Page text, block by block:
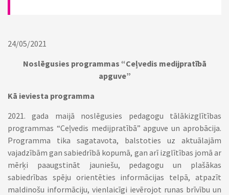
24/05/2021
Noslēgusies programmas “Ceļvedis medijpratībā
apguve”
Kā ieviesta programma
2021. gada maijā noslēgusies pedagogu tālākizglītības
programmas “Ceļvedis medijpratībā” apguve un aprobācija.
Programma tika sagatavota, balstoties uz aktuālajām
vajadzībām gan sabiedrībā kopumā, gan arī izglītības jomā ar
mērķi paaugstināt jauniešu, pedagogu un plašākas
sabiedrības spēju orientēties informācijas telpā, atpazīt
maldinošu informāciju, vienlaicīgi ievērojot runas brīvību un